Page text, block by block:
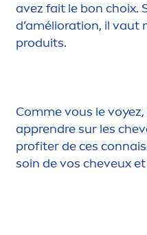
avez fait le bon choix.
d’amélioration, il vaut
produits.
Comme vous le
apprendre sur les
profiter de ces
soin de vos cheveux